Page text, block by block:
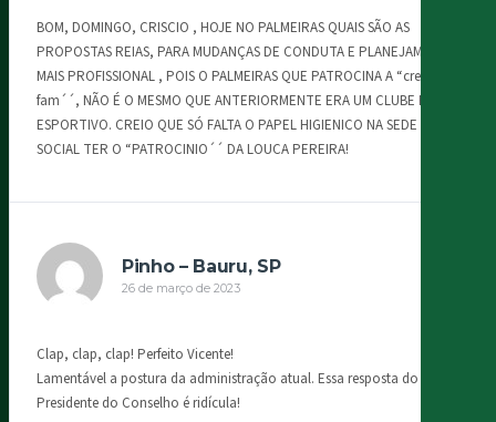
BOM, DOMINGO, CRISCIO , HOJE NO PALMEIRAS QUAIS SÃO AS
PROPOSTAS REIAS, PARA MUDANÇAS DE CONDUTA E PLANEJAMENTO
MAIS PROFISSIONAL , POIS O PALMEIRAS QUE PATROCINA A “crefisa e
fam´´, NÃO É O MESMO QUE ANTERIORMENTE ERA UM CLUBE POLI
ESPORTIVO. CREIO QUE SÓ FALTA O PAPEL HIGIENICO NA SEDE
SOCIAL TER O “PATROCINIO´´ DA LOUCA PEREIRA!
Pinho – Bauru, SP
26 de março de 2023
Clap, clap, clap! Perfeito Vicente!
Lamentável a postura da administração atual. Essa resposta do
Presidente do Conselho é ridícula!